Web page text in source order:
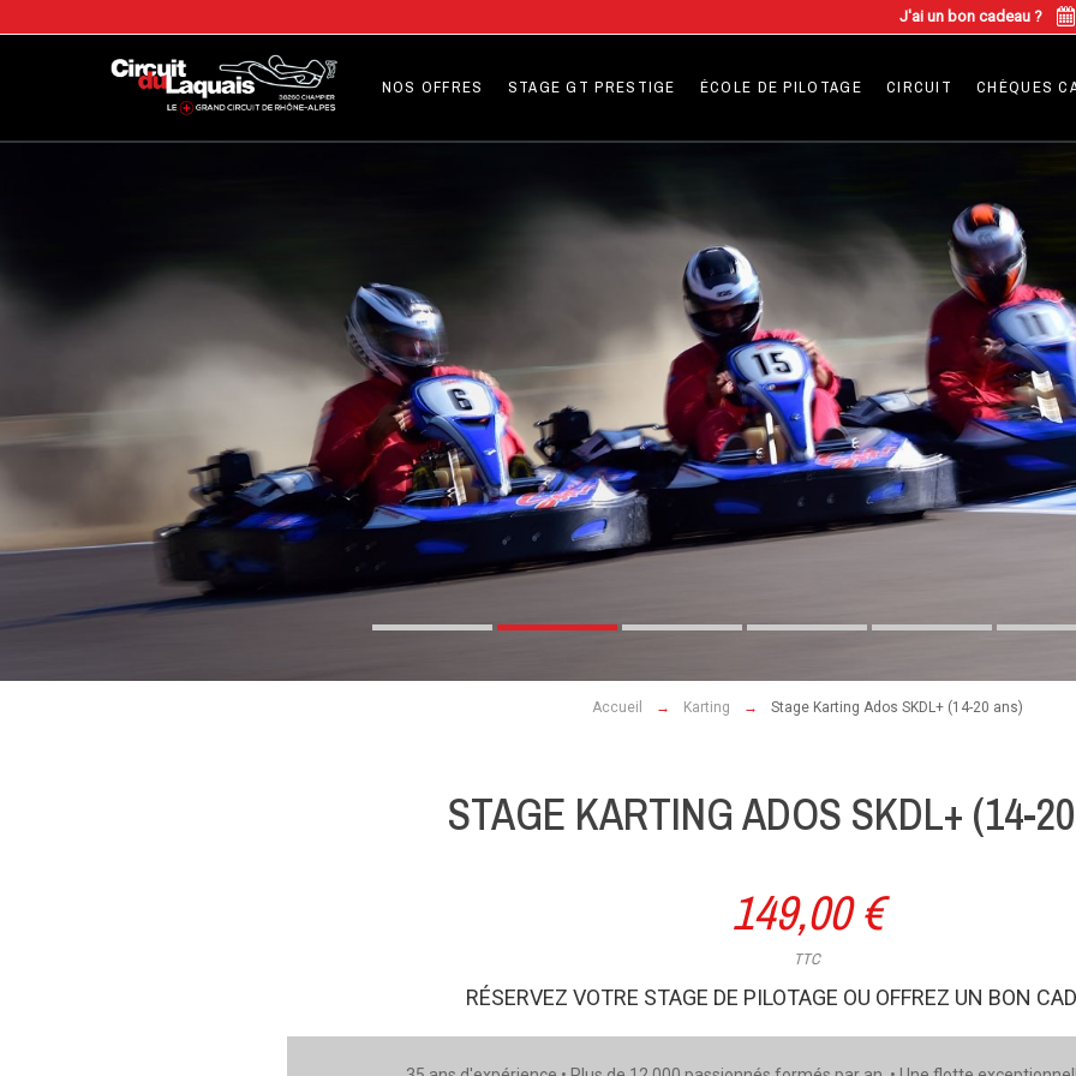
J'ai un bon cadeau ?
NOS OFFRES STAGE GT PRESTIGE ÉCOLE DE PILOTAGE CIRCUIT CHÈQUES
Accueil Karting Stage Karting Ados SKDL+ (14-20 ans)
STAGE KARTING ADOS SKDL+ (14-
149,00 €
TTC
RÉSERVEZ VOTRE STAGE DE PILOTAGE OU OFFREZ UN BON